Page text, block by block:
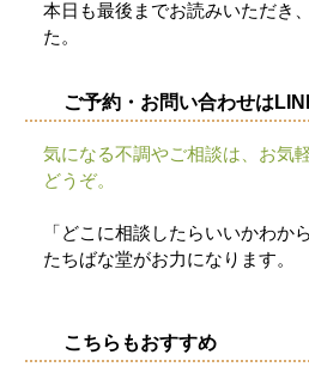
本日も最後までお読みいただき
た。
ご予約・お問い合わせは
気になる不調やご相談は、お気
どうぞ。
「どこに相談したらいいかわか
たちばな堂がお力になります。
こちらもおすすめ